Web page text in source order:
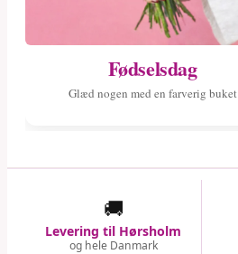
Fødselsdag
Glæd nogen med en farverig buket
🚚
Levering til Hørsholm
og hele Danmark